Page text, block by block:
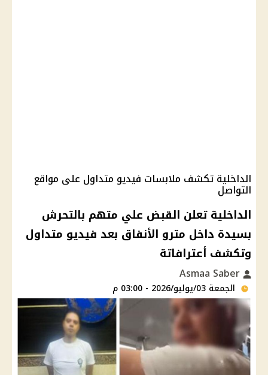
الداخلية تكشف ملابسات فيديو متداول على مواقع
التواصل
الداخلية تعلن القبض علي متهم بالتحرش
بسيدة داخل مترو الأنفاق بعد فيديو متداول
وتكشف أعترافاتة
الجمعة 03/يوليو/2026 - 03:00 م